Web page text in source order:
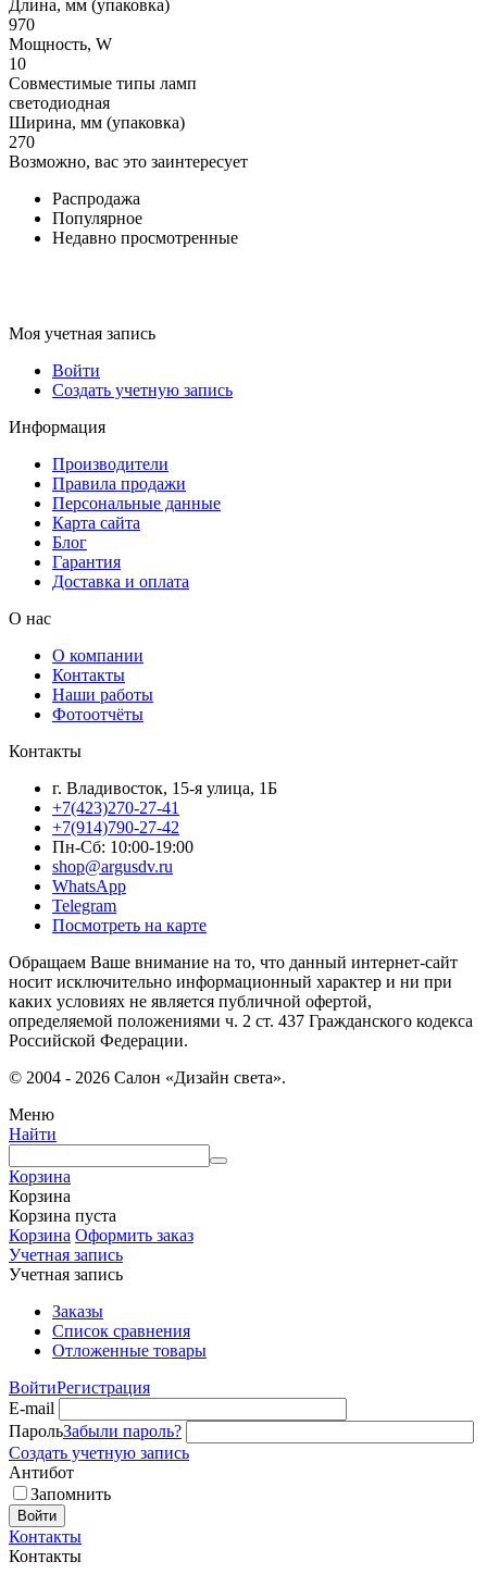
Длина, мм (упаковка)
970
Мощность, W
10
Совместимые типы ламп
светодиодная
Ширина, мм (упаковка)
270
Возможно, вас это заинтересует
Распродажа
Популярное
Недавно просмотренные
Моя учетная запись
Войти
Создать учетную запись
Информация
Производители
Правила продажи
Персональные данные
Карта сайта
Блог
Гарантия
Доставка и оплата
О нас
О компании
Контакты
Наши работы
Фотоотчёты
Контакты
г. Владивосток, 15-я улица, 1Б
+7(423)270-27-41
+7(914)790-27-42
Пн-Сб: 10:00-19:00
shop@argusdv.ru
WhatsApp
Telegram
Посмотреть на карте
Обращаем Ваше внимание на то, что данный интернет-сайт
носит исключительно информационный характер и ни при
каких условиях не является публичной офертой,
определяемой положениями ч. 2 ст. 437 Гражданского кодекса
Российской Федерации.
© 2004 - 2026 Салон «Дизайн света».
Меню
Найти
Корзина
Корзина
Корзина пуста
Корзина Оформить заказ
Учетная запись
Учетная запись
Заказы
Список сравнения
Отложенные товары
ВойтиРегистрация
E-mail
ПарольЗабыли пароль?
Создать учетную запись
Антибот
Запомнить
Войти
Контакты
Контакты